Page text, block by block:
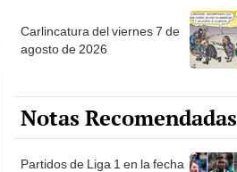
Carlincatura del viernes 7 de
agosto de 2026
Notas Recomendadas
Partidos de Liga 1 en la fecha